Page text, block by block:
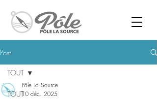
Post
TOUT
TOUT
Pôle La Source
10 déc. 2025